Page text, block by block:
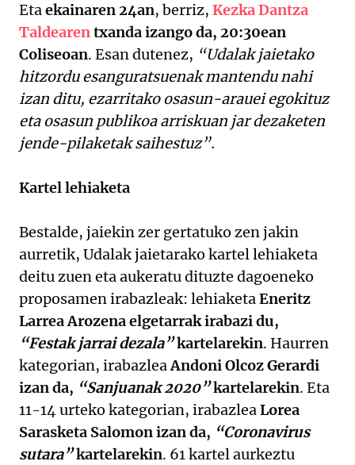
Etaekainaren 24an, berriz, Kezka Dantza
Taldearentxanda izango da, 20:30ean
Coliseoan. Esan dutenez, “Udalak jaietako
hitzordu esanguratsuenak mantendu nahi
izan ditu, ezarritako osasun-arauei egokituz
eta osasun publikoa arriskuan jar dezaketen
jende-pilaketak saihestuz”.
Kartel lehiaketa
Bestalde, jaiekin zer gertatuko zen jakin
aurretik, Udalak jaietarako kartel lehiaketa
deitu zuen eta aukeratu dituzte dagoeneko
proposamen irabazleak: lehiaketaEneritz
Larrea Arozena elgetarrak irabazi du,
“Festak jarrai dezala”kartelarekin. Haurren
kategorian, irabazleaAndoni Olcoz Gerardi
izan da, “Sanjuanak 2020”kartelarekin. Eta
11-14 urteko kategorian, irabazleaLorea
Sarasketa Salomon izan da, “Coronavirus
sutara”kartelarekin. 61 kartel aurkeztu